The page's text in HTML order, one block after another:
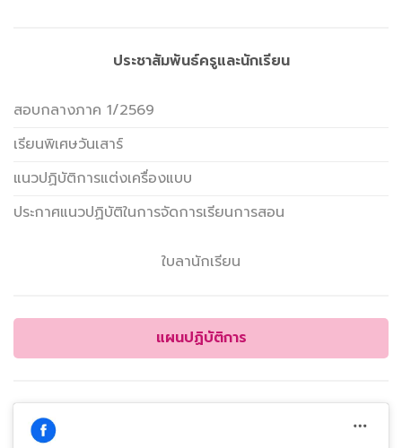
ประชาสัมพันธ์ครูและนักเรียน
สอบกลางภาค 1/2569
เรียนพิเศษวันเสาร์
แนวปฏิบัติการแต่งเครื่องแบบ
ประกาศแนวปฏิบัติในการจัดการเรียนการสอน
ใบลานักเรียน
แผนปฏิบัติการ